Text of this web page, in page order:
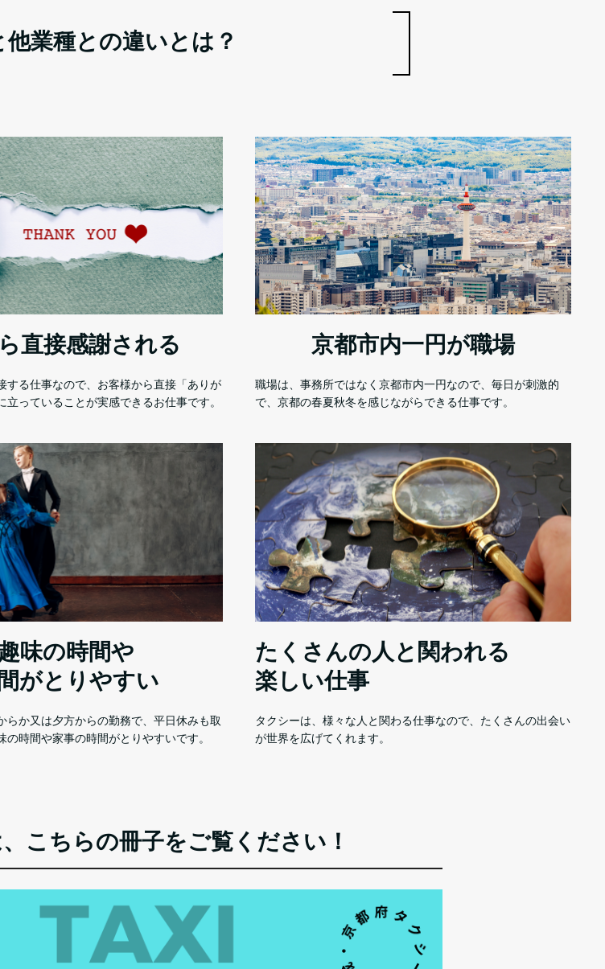
業種との違いとは？
直接感謝される
する仕事なので、お客様から直接「ありが
立っていることが実感できるお仕事です。
京都市内一円が職場
職場は、事務所ではなく京都市内一円なので、毎日が刺激的
で、京都の春夏秋冬を感じながらできる仕事です。
味の時間や
がとりやすい
らか又は夕方からの勤務で、平日休みも取
の時間や家事の時間がとりやすいです。
たくさんの人と関われる
楽しい仕事
タクシーは、様々な人と関わる仕事なので、たくさんの出会い
が世界を広げてくれます。
こちらの冊子をご覧ください！